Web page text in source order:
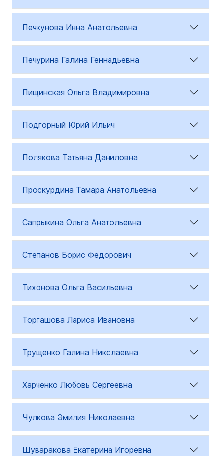
Печкунова Инна Анатольевна
Печурина Галина Геннадьевна
Пищинская Ольга Владимировна
Подгорный Юрий Ильич
Полякова Татьяна Даниловна
Проскурдина Тамара Анатольевна
Сапрыкина Ольга Анатольевна
Степанов Борис Федорович
Тихонова Ольга Васильевна
Торгашова Лариса Ивановна
Трущенко Галина Николаевна
Харченко Любовь Сергеевна
Чулкова Эмилия Николаевна
Шуваракова Екатерина Игоревна